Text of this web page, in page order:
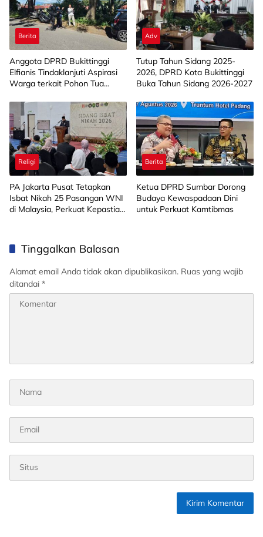
Berita
Anggota DPRD Bukittinggi
Elfianis Tindaklanjuti Aspirasi
Warga terkait Pohon Tua
Adv
Tutup Tahun Sidang 2025-
2026, DPRD Kota Bukittinggi
Buka Tahun Sidang 2026-2027
Religi
PA Jakarta Pusat Tetapkan
Isbat Nikah 25 Pasangan WNI
di Malaysia, Perkuat Kepastian
Berita
Ketua DPRD Sumbar Dorong
Budaya Kewaspadaan Dini
untuk Perkuat Kamtibmas
Tinggalkan Balasan
Alamat email Anda tidak akan dipublikasikan. Ruas yang wajib
ditandai *